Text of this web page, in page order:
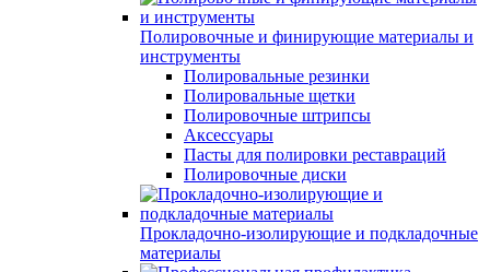
Полировочные и финирующие материалы и
инструменты
Полировальные резинки
Полировальные щетки
Полировочные штрипсы
Аксессуары
Пасты для полировки реставраций
Полировочные диски
Прокладочно-изолирующие и подкладочные
материалы